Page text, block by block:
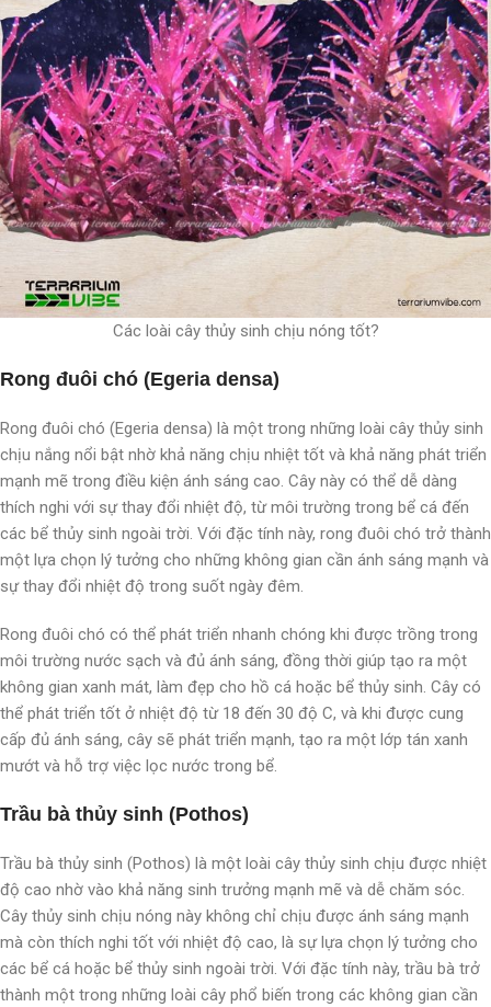
Các loài cây thủy sinh chịu nóng tốt?
Rong đuôi chó (Egeria densa)
Rong đuôi chó (Egeria densa) là một trong những loài cây thủy sinh
chịu nắng nổi bật nhờ khả năng chịu nhiệt tốt và khả năng phát triển
mạnh mẽ trong điều kiện ánh sáng cao. Cây này có thể dễ dàng
thích nghi với sự thay đổi nhiệt độ, từ môi trường trong bể cá đến
các bể thủy sinh ngoài trời. Với đặc tính này, rong đuôi chó trở thành
một lựa chọn lý tưởng cho những không gian cần ánh sáng mạnh và
sự thay đổi nhiệt độ trong suốt ngày đêm.
Rong đuôi chó có thể phát triển nhanh chóng khi được trồng trong
môi trường nước sạch và đủ ánh sáng, đồng thời giúp tạo ra một
không gian xanh mát, làm đẹp cho hồ cá hoặc bể thủy sinh. Cây có
thể phát triển tốt ở nhiệt độ từ 18 đến 30 độ C, và khi được cung
cấp đủ ánh sáng, cây sẽ phát triển mạnh, tạo ra một lớp tán xanh
mướt và hỗ trợ việc lọc nước trong bể.
Trầu bà thủy sinh (Pothos)
Trầu bà thủy sinh (Pothos) là một loài cây thủy sinh chịu được nhiệt
độ cao nhờ vào khả năng sinh trưởng mạnh mẽ và dễ chăm sóc.
Cây thủy sinh chịu nóng này không chỉ chịu được ánh sáng mạnh
mà còn thích nghi tốt với nhiệt độ cao, là sự lựa chọn lý tưởng cho
các bể cá hoặc bể thủy sinh ngoài trời. Với đặc tính này, trầu bà trở
thành một trong những loài cây phổ biến trong các không gian cần